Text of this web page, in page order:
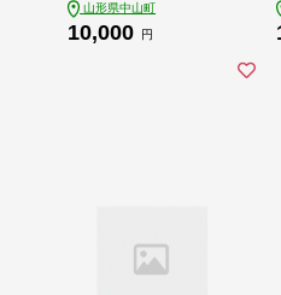
形県産 サクランボ フ
ルーツ 果物 くだもの
山形県中山町
10,000 円